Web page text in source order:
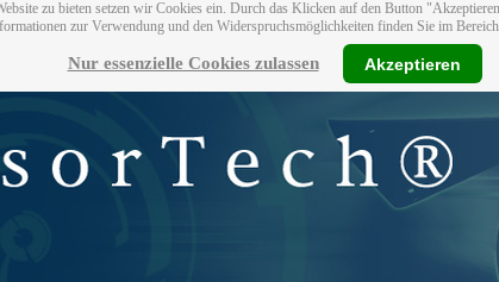
zu bieten setzen wir Cookies ein. Durch das Klicken auf den Button
zur Verwendung und den Widerspruchsmöglichkeiten finden Sie im Bereich
Nur essenzielle Cookies zulassen Akzeptieren